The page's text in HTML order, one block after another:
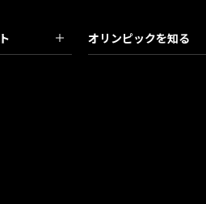
オリンピックを知る